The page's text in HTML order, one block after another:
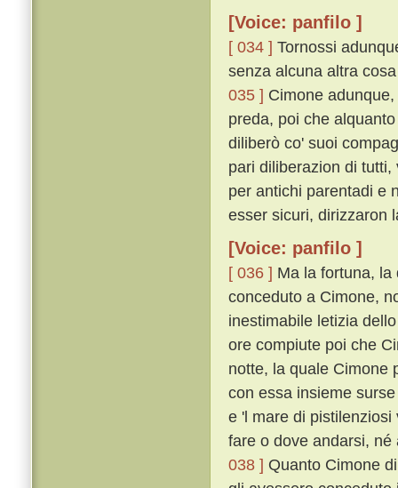
[Voice: panfilo ]
[ 034 ] Tornossi
senza alcuna altra
035 ] Cimone
preda, poi che
diliberò co' suoi
pari diliberazion di
per antichi parentadi e
esser sicuri, dirizzaron
[Voice: panfilo ]
[ 036 ] Ma la fortuna,
conceduto a Cimone,
inestimabile letizia
ore compiute poi che
notte, la quale Cimone
con essa insieme
e 'l mare di
fare o dove andarsi,
038 ] Quanto Cimone